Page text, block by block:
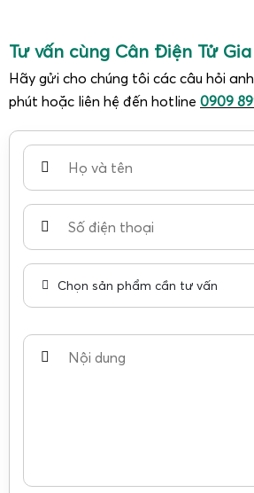
Tư vấn cùng Cân Điện Tử
Hãy gửi cho chúng tôi các câu hỏi
phút hoặc liên hệ đến hotline 0909
Chọn sản phẩm cần tư vấn